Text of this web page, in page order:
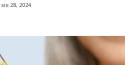
sie 28, 2024